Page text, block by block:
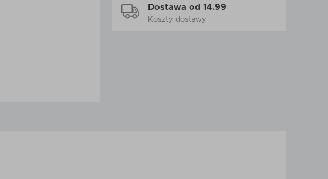
Dostawa od 14.99
Koszty dostawy